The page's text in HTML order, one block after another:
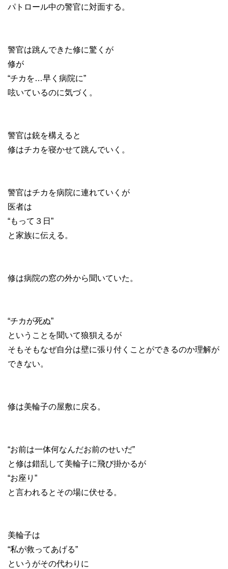
パトロール中の警官に対面する。
警官は跳んできた修に驚くが
修が
“チカを…早く病院に”
呟いているのに気づく。
警官は銃を構えると
修はチカを寝かせて跳んでいく。
警官はチカを病院に連れていくが
医者は
“もって３日”
と家族に伝える。
修は病院の窓の外から聞いていた。
“チカが死ぬ”
ということを聞いて狼狽えるが
そもそもなぜ自分は壁に張り付くことができるのか理解が
できない。
修は美輪子の屋敷に戻る。
“お前は一体何なんだお前のせいだ”
と修は錯乱して美輪子に飛び掛かるが
“お座り”
と言われるとその場に伏せる。
美輪子は
“私が救ってあげる”
というがその代わりに